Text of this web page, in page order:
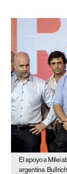
El apoyo a Milei
argentina